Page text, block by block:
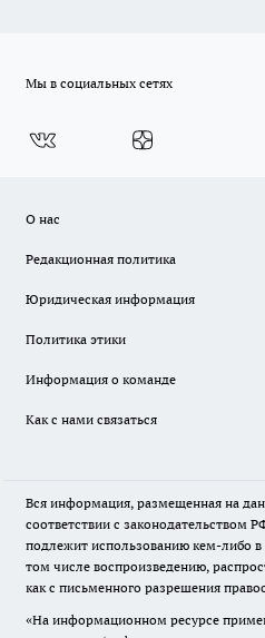
Мы в социальных сетях
О нас
Редакционная политика
Юридическая информация
Политика этики
Информация о команде
Как с нами связаться
Вся информация, размещенная на
соответствии с законодательством
подлежит использованию кем-либо
том числе воспроизведению,
как с письменного разрешения
«На информационном ресурсе